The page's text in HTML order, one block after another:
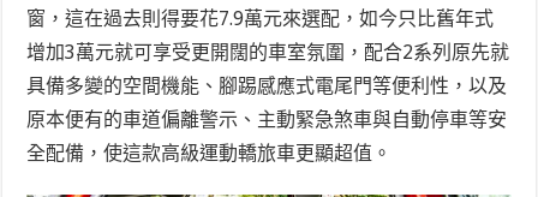
窗，這在過去則得要花7.9萬元來選配，如今只比舊年式
增加3萬元就可享受更開闊的車室氛圍，配合2系列原先就
具備多變的空間機能、腳踢感應式電尾門等便利性，以及
原本便有的車道偏離警示、主動緊急煞車與自動停車等安
全配備，使這款高級運動轎旅車更顯超值。